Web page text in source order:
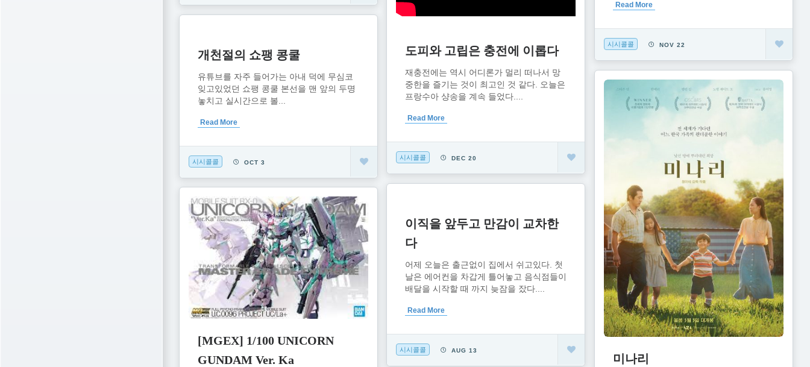
도피와 고립은 충전에 이롭다
재충전에는 역시 어디론가 멀리 떠나서 망
중한을 즐기는 것이 최고인 것 같다. 오늘은
프랑수아 샹송을 계속 들었다....
Read More
시시콜콜 DEC 20
Read More
시시콜콜 NOV 22
개천절의 쇼팽 콩쿨
유튜브를 자주 들어가는 아내 덕에 무심코
잊고있었던 쇼팽 콩쿨 본선을 맨 앞의 두명
놓치고 실시간으로 볼...
Read More
시시콜콜 OCT 3
미나리
이직을 앞두고 만감이 교차한
다
어제 오늘은 출근없이 집에서 쉬고있다. 첫
날은 에어컨을 차갑게 틀어놓고 음식점들이
배달을 시작할 때 까지 늦잠을 잤다....
Read More
시시콜콜 AUG 13
[MGEX] 1/100 UNICORN
GUNDAM Ver. Ka